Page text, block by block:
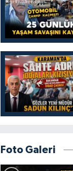
Foto Galeri